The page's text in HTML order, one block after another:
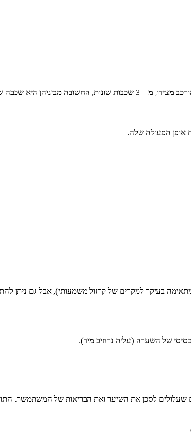
כל שיערה שלנו בנויה בצורה של קנה. הקנה הזה, שהוא בעצם חלבון,
אופן הפעולה שלה.
בעיקר למקרים של קרזול משמעותי), אבל גם ניתן
של השערה (עליה נרחיב מיד).
שעלולים לסכן את השיער ואת הבריאות של המשתמשת.